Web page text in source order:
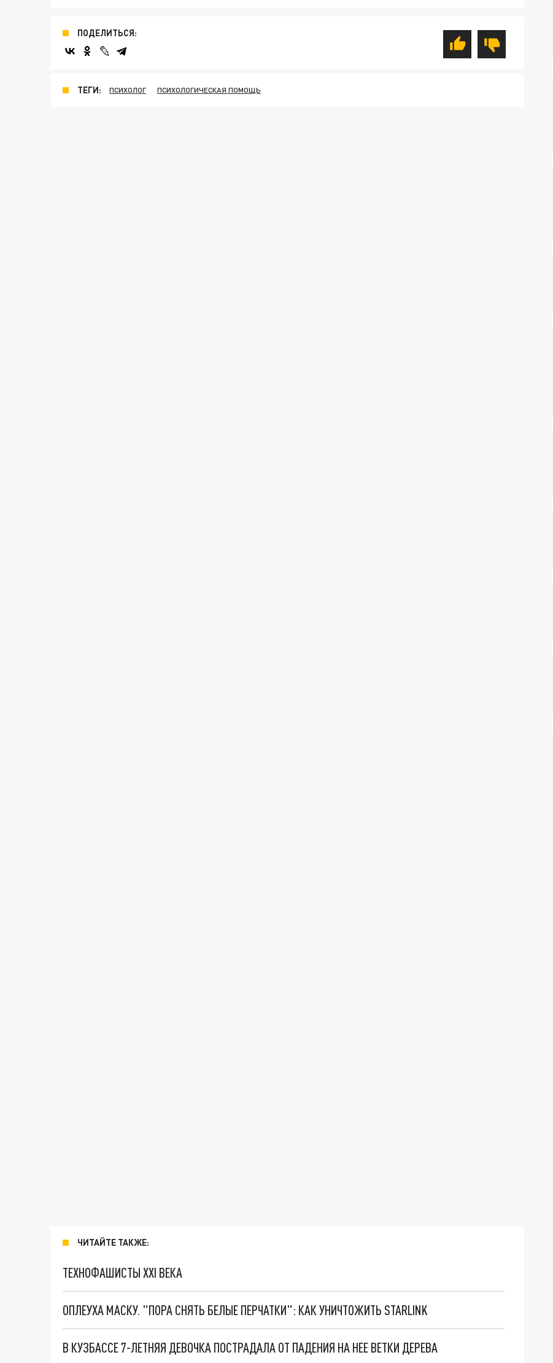
ПОДЕЛИТЬСЯ:
ТЕГИ: ПСИХОЛОГ ПСИХОЛОГИЧЕСКАЯ ПОМОЩЬ
ЧИТАЙТЕ ТАКЖЕ:
ТЕХНОФАШИСТЫ XXI ВЕКА
ОПЛЕУХА МАСКУ. "ПОРА СНЯТЬ БЕЛЫЕ ПЕРЧАТКИ": КАК УНИЧТОЖИТЬ STARLINK
В КУЗБАССЕ 7-ЛЕТНЯЯ ДЕВОЧКА ПОСТРАДАЛА ОТ ПАДЕНИЯ НА НЕЕ ВЕТКИ ДЕРЕВА